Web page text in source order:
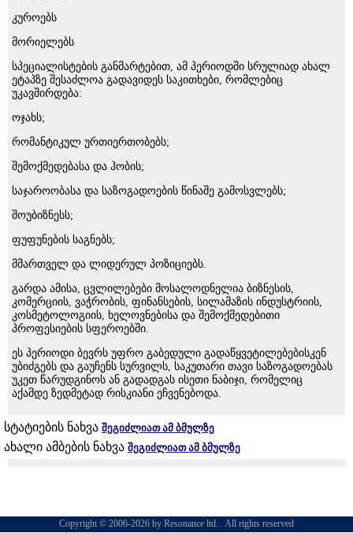
კუროებს
მორიელებს
სპეციალისტების განმარტებით, ამ პერიოდში სრულიად ახალ
ეტაპზე შესაძლოა გადავიდეს საკითხები, რომლებიც
უკავშირდება:
ოჯახს;
რომანტიკულ ურთიერთობებს;
შემოქმედებასა და ჰობის;
საჯაროობასა და საზოგადოების წინაშე გამოსვლებს;
შოუბიზნესს;
ფუფუნების საგნებს;
მმართველ და ლიდერულ პოზიციებს.
გარდა ამისა, ცვლილებები მოსალოდნელია ბიზნესის,
კომერციის, ვაჭრობის, ფინანსების, სილამაზის ინდუსტრიის,
კოსმეტოლოგიის, ხელოვნებისა და შემოქმედებითი
პროფესიების სფეროებში.
ეს პერიოდი ბევრს უფრო გაბედული გადაწყვეტილებებისკენ
უბიძგებს და გაუჩენს სურვილს, საკუთარი თავი საზოგადოებას
უკეთ წარუდგინოს ან გადადგას ისეთი ნაბიჯი, რომელიც
აქამდე ზედმეტად რისკიანი ეჩვენებოდა.
სტატიების ნახვა შეგიძლიათ ამ ბმულზე
ახალი ამბების ნახვა შეგიძლიათ ამ ბმულზე
Copyright © 2006-2026 by Resonance ltd. . All rights reserved